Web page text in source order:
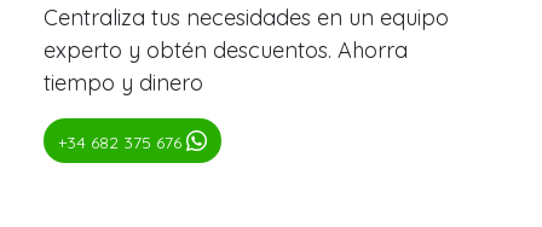
Centraliza tus necesidades en un equipo
experto y obtén descuentos. Ahorra
tiempo y dinero
+34 682 375 676